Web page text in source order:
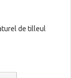
de tilleul